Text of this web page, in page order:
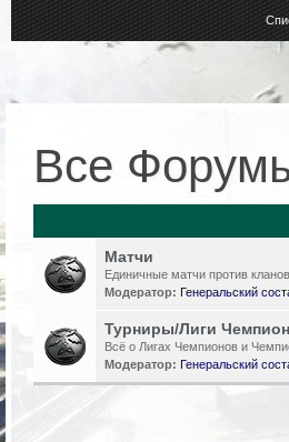
Все
Матчи
Единичные матчи против
Модератор: Генеральский
Турниры/Лиги
Всё о Лигах Чемпионов и
Модератор: Генеральский